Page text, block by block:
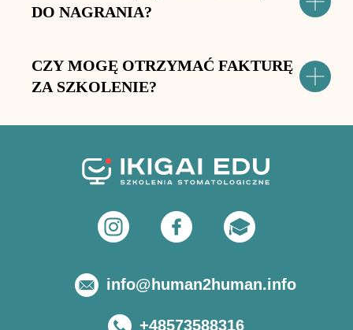
DO NAGRANIA?
CZY MOGĘ OTRZYMAĆ FAKTURĘ
ZA SZKOLENIE?
info@human2human.info
+48573588316